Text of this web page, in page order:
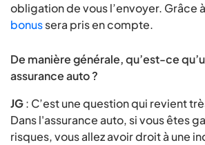
obligation de vous l’envoyer. Grâce
bonussera pris en compte.
De manière générale, qu’est-ce
assurance auto ?
JG: C’est une question qui revient
Dans l'assurance auto, si vous êtes
risques, vous allez avoir droit à une